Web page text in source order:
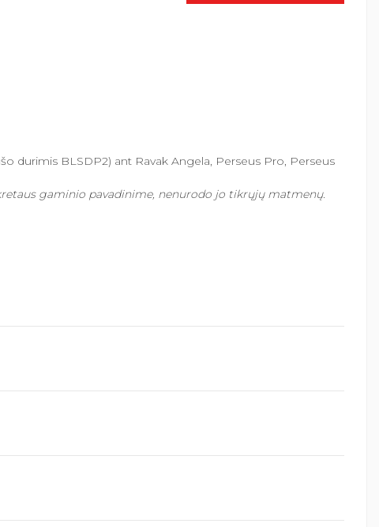
durimis BLSDP2) ant Ravak Angela, Perseus Pro, Perseus
gaminio pavadinime, nenurodo jo tikrųjų matmenų.